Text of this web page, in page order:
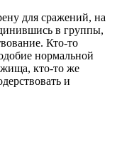
для сражений, на
в группы,
Кто-то
нормальной
кто-то же
и